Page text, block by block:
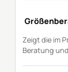
Zeigt die im
Beratung